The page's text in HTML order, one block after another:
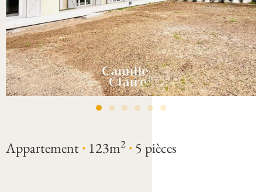
Appartement· 123m2 · 5 pièces